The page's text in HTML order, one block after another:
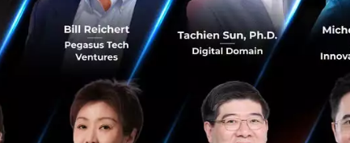
ทำนายคำตอบ:
โดยการวิเคราะห์บริบทขอ
คำตอบที่เกี่ยวข้องได้ ช่วยลดความจำเป็นที่ผู้
เลือกคำตอบด้วยคลิกเดียว:
ผู้ใช้สามารถเลื
ครั้งเดียว ทำให้การสื่อสารมีประสิทธิภาพมา
ปรับแต่งคำตอบได้ตรงใจ: AI จะปรับให้เข้
ซึ่งรวมถึง สำนวนที่หรือคำแสลงที่ใช้บ่อยๆ